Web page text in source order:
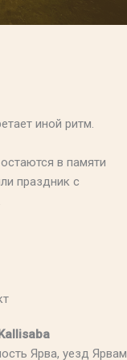
иной ритм.
в памяти
праздник с
Ярва, уезд